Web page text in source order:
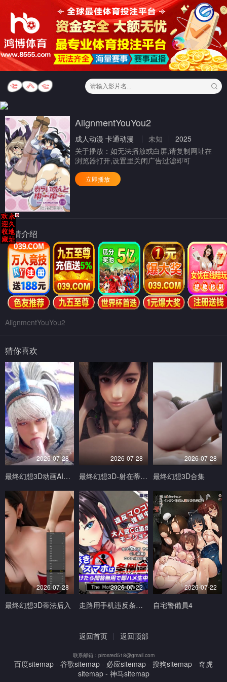
AlignmentYouYou2
成人动漫 卡通动漫 未知
2025
关于播放： 如无法播放或白屏,请复制网址在
浏览器打开,设置里关闭广告过滤即可
立即播放
剧情介绍
AlignmentYouYou2
猜你喜欢
2026-07-28
最终幻想3D动画AI生成完美画质
2026-07-28
最终幻想3D-射在蒂法的奶子小穴和嘴上V
2026-07-28
最终幻想3D合集
2026-07-28
最终幻想3D蒂法后入
2026-07-22
走路用手机违反条例发现到就问答无用马上无套抽插中出TheMotionAnimed_177879
2026-07-22
自宅警備員4
返回首页 返回顶部
联系邮箱：pirosred518@gmail.com
百度sitemap - 谷歌sitemap - 必应sitemap - 搜狗sitemap - 奇虎
sitemap- 神马sitemap